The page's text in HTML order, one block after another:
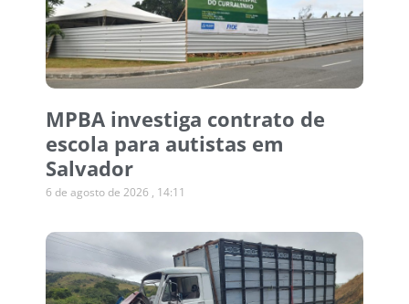
MPBA investiga contrato de
escola para autistas em
Salvador
6 de agosto de 2026 14:11